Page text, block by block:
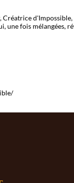
une fois mélangées,